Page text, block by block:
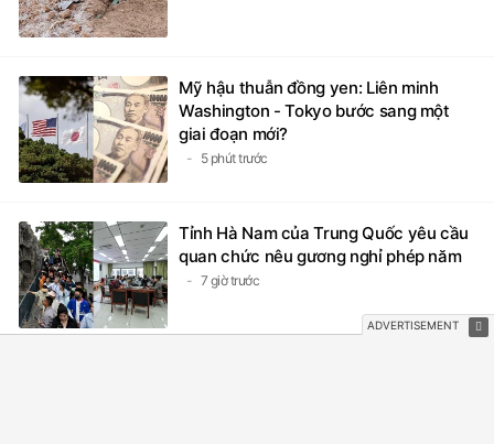
Mỹ hậu thuẫn đồng yen: Liên minh
Washington - Tokyo bước sang một
giai đoạn mới?
5 phút trước
Tỉnh Hà Nam của Trung Quốc yêu cầu
quan chức nêu gương nghỉ phép năm
7 giờ trước